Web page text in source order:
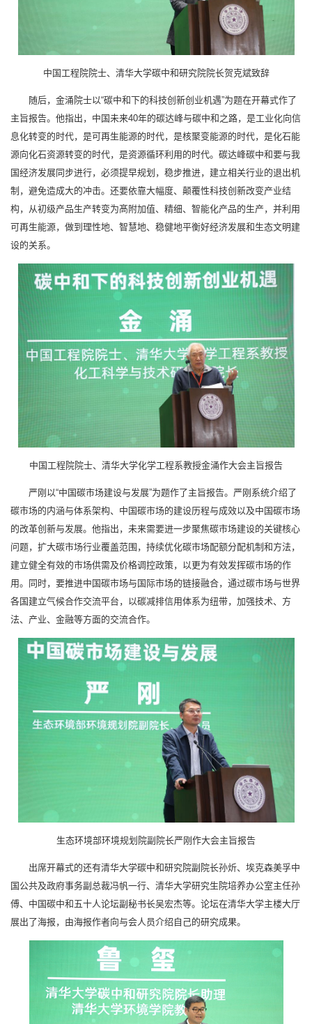
中国工程院院士、清华大学碳中和研究院院长贺克斌致辞
随后，金涌院士以“碳中和下的科技创新创业机遇”为题在开幕式作了
主旨报告。他指出，中国未来40年的碳达峰与碳中和之路，是工业化向信
息化转变的时代，是可再生能源的时代，是核聚变能源的时代，是化石能
源向化石资源转变的时代，是资源循环利用的时代。碳达峰碳中和要与我
国经济发展同步进行，必须提早规划，稳步推进，建立相关行业的退出机
制，避免造成大的冲击。还要依靠大幅度、颠覆性科技创新改变产业结
构，从初级产品生产转变为髙附加值、精细、智能化产品的生产，并利用
可再生能源，做到理性地、智慧地、稳健地平衡好经济发展和生态文明建
设的关系。
中国工程院院士、清华大学化学工程系教授金涌作大会主旨报告
严刚以“中国碳市场建设与发展”为题作了主旨报告。严刚系统介绍了
碳市场的内涵与体系架构、中国碳市场的建设历程与成效以及中国碳市场
的改革创新与发展。他指出，未来需要进一步聚焦碳市场建设的关键核心
问题，扩大碳市场行业覆盖范围，持续优化碳市场配额分配机制和方法，
建立健全有效的市场供需及价格调控政策，以更为有效发挥碳市场的作
用。同时，要推进中国碳市场与国际市场的链接融合，通过碳市场与世界
各国建立气候合作交流平台，以碳减排信用体系为纽带，加强技术、方
法、产业、金融等方面的交流合作。
生态环境部环境规划院副院长严刚作大会主旨报告
出席开幕式的还有清华大学碳中和研究院副院长孙炘、埃克森美孚中
国公共及政府事务副总裁冯帆一行、清华大学研究生院培养办公室主任孙
傅、中国碳中和五十人论坛副秘书长吴宏杰等。论坛在清华大学主楼大厅
展出了海报，由海报作者向与会人员介绍自己的研究成果。